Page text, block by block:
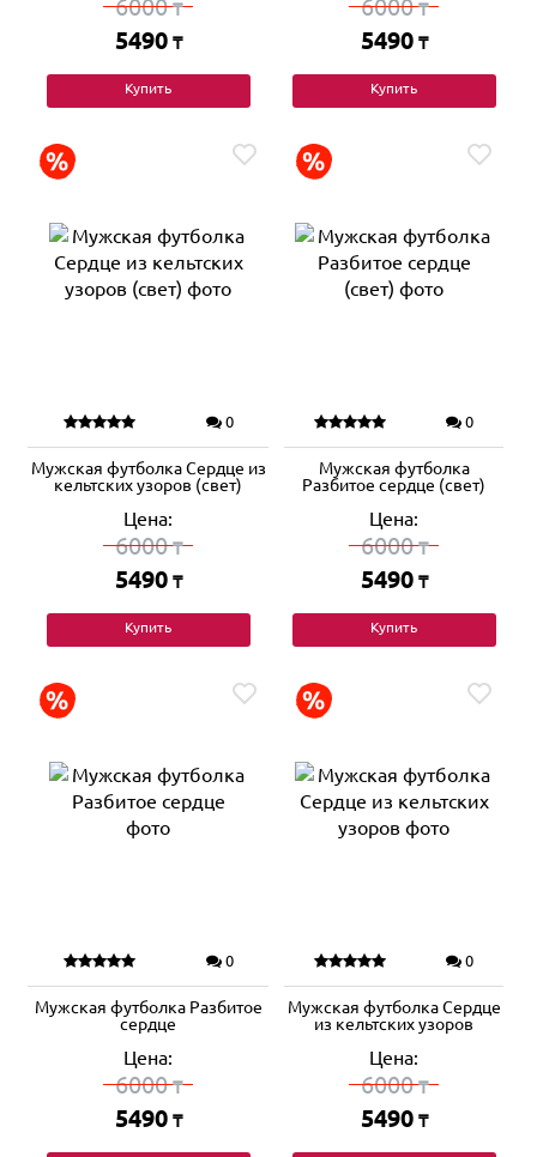
6000₸
5490 ₸
Купить
6000₸
5490 ₸
Купить
0
Мужская футболка Сердце из
кельтских узоров (свет)
Цена:
6000₸
5490 ₸
Купить
0
Мужская футболка
Разбитое сердце (свет)
Цена:
6000₸
5490 ₸
Купить
0
Мужская футболка Разбитое
сердце
Цена:
6000₸
5490 ₸
0
Мужская футболка Сердце
из кельтских узоров
Цена:
6000₸
5490 ₸